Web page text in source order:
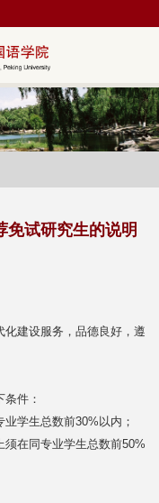
免试研究生的说明
建设服务，品德良好，遵
件：
学生总数前30%以内；
须在同专业学生总数前50%